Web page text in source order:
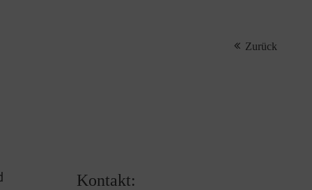
Zurück
Kontakt: